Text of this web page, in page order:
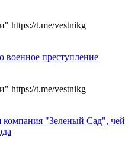
https://t.me/vestnikg
военное преступление
https://t.me/vestnikg
компания "Зеленый Сад", чей